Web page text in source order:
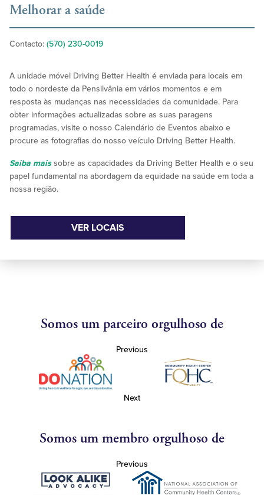
Melhorar a saúde
Contacto: (570) 230-0019
A unidade móvel Driving Better Health é enviada para locais em
todo o nordeste da Pensilvânia em vários momentos e em
resposta às mudanças nas necessidades da comunidade. Para
obter informações actualizadas sobre as suas paragens
programadas, visite o nosso Calendário de Eventos abaixo e
procure as fotografias do nosso veículo Driving Better Health.
Saiba maissobre as capacidades da Driving Better Health e o seu
papel fundamental na abordagem da equidade na saúde em toda a
nossa região.
VER LOCAIS
Somos um parceiro orgulhoso de
Previous
Next
Somos um membro orgulhoso de
Previous